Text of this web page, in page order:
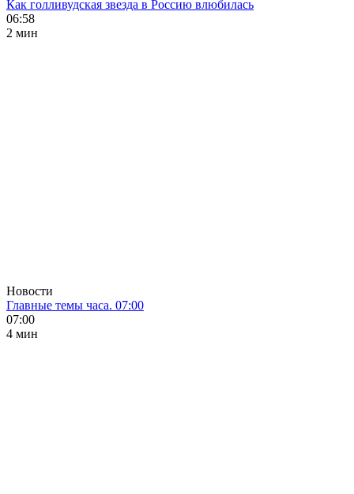
Как голливудская звезда в Россию влюбилась
06:58
2 мин
Новости
Главные темы часа. 07:00
07:00
4 мин